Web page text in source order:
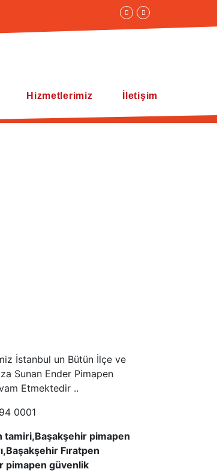
Hizmetlerimiz İletişim
İstanbul un Bütün İlçe ve
Sunan Ender Pimapen
Etmektedir ..
0001
tamiri,Başakşehir pimapen
Fıratpen
pimapen güvenlik